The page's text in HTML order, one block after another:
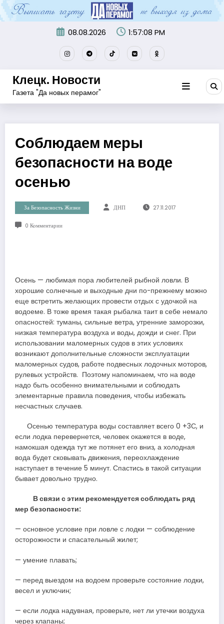
Перейти
к
содержимому
08.08.2026 1:57:09 PM
Клецк. Новости
Газета "Да новых перамог"
Соблюдаем меры
безопасности на воде
осенью
За Безопасность Жизни ДНП 27.11.2017
0 Комментарии
Осень — любимая пора любителей рыбной ловли. В
хорошие солнечные и выходные дни по-прежнему можно
еще встретить желающих провести отдых с удочкой на
водоеме. В тоже время такая рыбалка таит в себе немало
опасностей: туманы, сильные ветра, утренние заморозки,
низкая температура воздуха и воды, дожди и снег. При
использовании маломерных судов в этих условиях
возникают дополнительные сложности эксплуатации
маломерных судов, работе подвесных лодочных моторов,
рулевых устройств. Поэтому напоминаем, что на воде
надо быть особенно внимательными и соблюдать
элементарные правила поведения, чтобы избежать
несчастных случаев.
Осенью температура воды составляет всего 0 +3С, и
если лодка перевернется, человек окажется в воде,
намокшая одежда тут же потянет его вниз, а холодная
вода будет сковывать движения, переохлаждение
наступает в течение 5 минут. Спастись в такой ситуации
бывает довольно трудно.
В связи с этим рекомендуется соблюдать ряд
мер безопасности:
— основное условие при ловле с лодки — соблюдение
осторожности и спасательный жилет;
— умение плавать;
— перед выездом на водоем проверьте состояние лодки,
весел и уключин;
— если лодка надувная, проверьте, нет ли утечки воздуха
через клапаны;